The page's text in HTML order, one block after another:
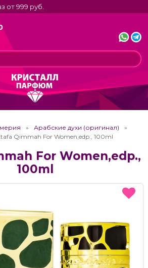
от 999 руб.
Арабские духи (оригинал)
Qimmah For Women,edp., 100ml
For Women,edp.,
100ml